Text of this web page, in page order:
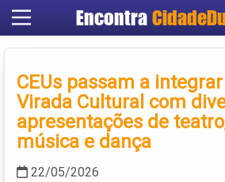
Encontra
Cadastrar
Criar conta
CEUs passam a
Virada Cultural com
apresentações de
música e dança
22/05/2026